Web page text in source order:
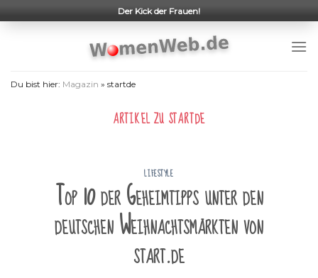
to
Der Kick der Frauen!
Du bist hier: Magazin » startde
ARTIKEL ZU STARTDE
LIFESTYLE
Top 10 der Geheimtipps unter den
deutschen Weihnachtsmärkten von
start.de